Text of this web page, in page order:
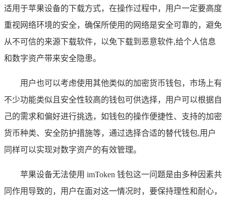
适用于苹果设备的下载方式，在操作过程中，用户一定要高度
重视网络环境的安全，确保所使用的网络是安全可靠的，避免
从不可信的来源下载软件，以免下载到恶意软件,给个人信息
和数字资产带来安全隐患。
用户也可以考虑使用其他类似的加密货币钱包，市场上有
不少功能类似且安全性较高的钱包可供选择，用户可以根据自
己的需求和偏好进行挑选，如钱包的操作便捷性、支持的加密
货币种类、安全防护措施等，通过选择合适的替代钱包,用户
同样可以实现对数字资产的有效管理。
苹果设备无法使用 imToken 钱包这一问题是由多种因素共
同作用导致的，用户在面对这一情况时，要保持理性和耐心，